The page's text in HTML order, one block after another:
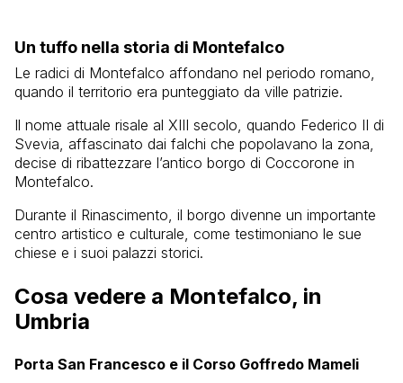
Un tuffo nella storia di Montefalco
Le radici di Montefalco affondano nel periodo romano,
quando il territorio era punteggiato da ville patrizie.
Il nome attuale risale al XIII secolo, quando Federico II di
Svevia, affascinato dai falchi che popolavano la zona,
decise di ribattezzare l’antico borgo di Coccorone in
Montefalco.
Durante il Rinascimento, il borgo divenne un importante
centro artistico e culturale, come testimoniano le sue
chiese e i suoi palazzi storici.
Cosa vedere a Montefalco, in
Umbria
Porta San Francesco e il Corso Goffredo Mameli